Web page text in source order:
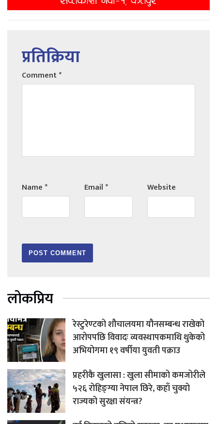
प्रतिक्रिया
Comment*
Name* Email* Website
लोकप्रिय
रेस्टुरेण्टको शौचालयमा यौनसम्बन्ध राखेको
आरोपपछि विवादः व्यवस्थापकमाथि थुकेको
अभियोगमा १९ वर्षीया युवती पक्राउ
प्रहरीकै खुलासा : खुला सीमाको कमजोरीले
५२६ रोहिङ्ग्या नेपाल छिरे, कहाँ चुक्यो
राज्यको सुरक्षा संयन्त्र?